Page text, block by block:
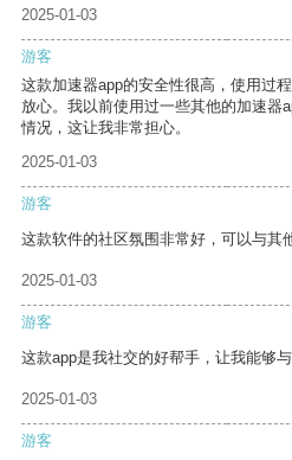
2025-01-03
游客
这款加速器app的安全性很高，使用过
放心。我以前使用过一些其他的加速器
情况，这让我非常担心。
2025-01-03
游客
这款软件的社区氛围非常好，可以与其
2025-01-03
游客
这款app是我社交的好帮手，让我能够
2025-01-03
游客